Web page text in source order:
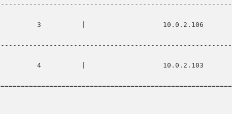
3          |                   10.0.2.106
4          |                   10.0.2.103